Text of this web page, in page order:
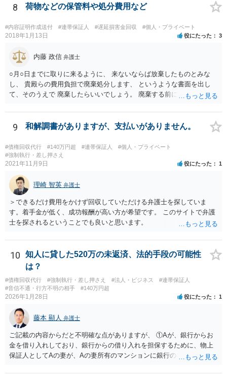
ない可能性があるため、不定期でも少しずつでも返済があるようであ
れば、コストをかけて裁判を起こすよりも、このまま分割払いを続け
てもらう方が良いかもしれません。 なお、保証人欄の無断署名の件
は、お母様に注意するしかないですが、お母様が勝手に署名した場合
求が来た場合は支払いを拒否できます。
8 荷物などの保管料や処分費用など
#内容証明作成送付 #連帯保証人 #遅延損害金回収 #個人・プライベート
2018年1月13日 役にたった 3
内藤 政信 弁護士
○月○日までに取りに来るように、 来ないならば放棄したものとみな
し、 貴殿らの費用負担で廃棄処分します、 というような書面を出し
て、そのうえで 廃棄したらいいでしょう。 廃棄する前に、写真をとっ
9 和解調書がありますが、支払いがありません。
#債権回収代行 #140万円超 #連帯保証人
#個人・プライベート
#強制執行・差し押さえ
2021年11月9日 役にたった 1
理崎 智英 弁護士
＞できるだけ費用をかけず回収していただける弁護士を探していま
す。着手金が低く、成功報酬が高い方が希望です。 このサイトで弁護
士を探されるということでも良いと思います。
10
知人に貸した520万の未返済、法的手段の可能性
は？
#債権回収代行 #強制執行・差し押さえ #法人・ビジネス
#連帯保証人
#音信不通・行方不明の相手
#140万円超
2026年1月28日 役にたった 1
藤本 顯人 弁護士
ご記載の内容からだと不明確な点がありますが、 ①Aが、銀行からお
金を借り入れしており、銀行からの借り入れを担保するために、物上
保証人としてAの妻が、Aの妻所有のマンションに銀行の根抵当権を入
を担保するために、根抵当権としてAの妻のマンションに根抵当権が設